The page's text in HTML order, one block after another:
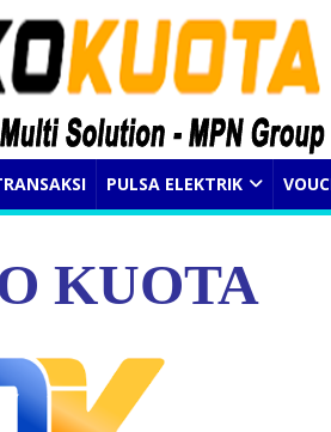
PULSA ELEKTRIK
KUOTA